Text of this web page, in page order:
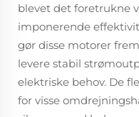
blevet det foretrukne
imponerende
gør disse motorer
levere stabil
elektriske behov. De
for visse